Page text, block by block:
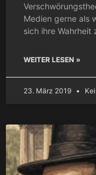
Medien gerne als
sich ihre Wahrheit
WEITER LESEN »
23. März 2019